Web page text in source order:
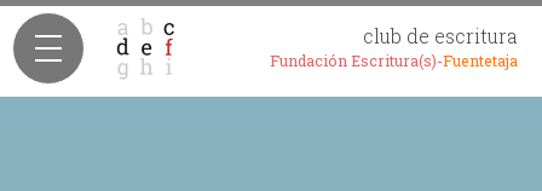
club de escritura
Fundación Escritura(s)-Fuentetaja